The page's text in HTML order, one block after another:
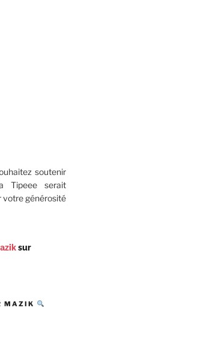
soutenir
Tipeee serait
votre générosité
sur
MAZIK